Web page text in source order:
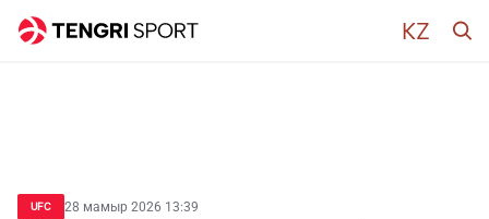
UFC 28 мамыр 2026 13:39